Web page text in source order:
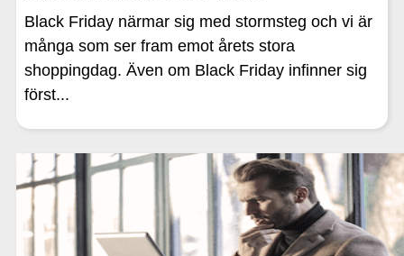
Black Friday närmar sig med stormsteg och vi är
många som ser fram emot årets stora
shoppingdag. Även om Black Friday infinner sig
först...